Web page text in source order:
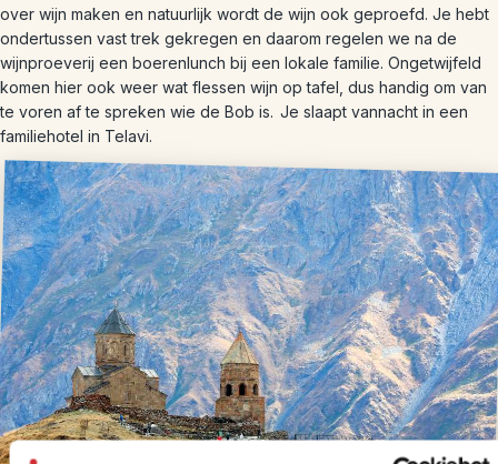
over wijn maken en natuurlijk wordt de wijn ook geproefd. Je hebt
ondertussen vast trek gekregen en daarom regelen we na de
wijnproeverij een boerenlunch bij een lokale familie. Ongetwijfeld
komen hier ook weer wat flessen wijn op tafel, dus handig om van
te voren af te spreken wie de Bob is. Je slaapt vannacht in een
familiehotel in Telavi.